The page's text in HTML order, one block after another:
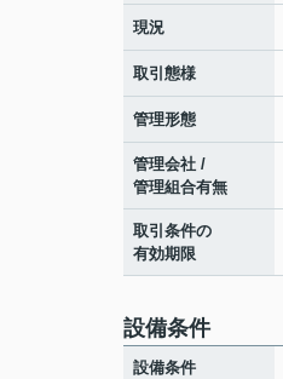
現況
取引態様
管理形態
管理会社 /
管理組合有無
取引条件の
有効期限
設備条件
設備条件